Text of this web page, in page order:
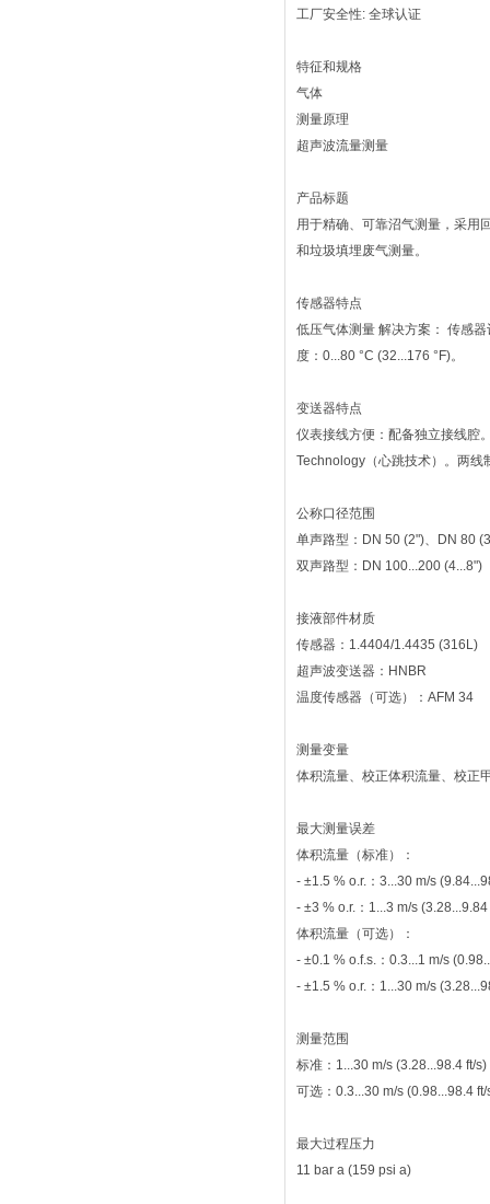
工厂安全性: 全球认证
特征和规格
气体
测量原理
超声波流量测量
产品标题
用于精确、可靠沼气测量，采用
和垃圾填埋废气测量。
传感器特点
低压气体测量 解决方案： 传感
度：0...80 °C (32...176 °F)。
变送器特点
仪表接线方便：配备独立接线腔
Technology（心跳技术）。两线
公称口径范围
单声路型：DN 50 (2")、DN 80
双声路型：DN 100...200 (4...8")
接液部件材质
传感器：1.4404/1.4435 (316L)
超声波变送器：HNBR
温度传感器（可选）：AFM 34
测量变量
体积流量、校正体积流量、校正
最大测量误差
体积流量（标准）：
‐ ±1.5 % o.r.：3...30 m/s
‐ ±3 % o.r.：1...3 m/s (3.28...9.84
体积流量（可选）：
‐ ±0.1 % o.f.s.：0.3...1 m/s
‐ ±1.5 % o.r.：1...30 m/s
测量范围
标准：1...30 m/s (3.28...98.4 ft/s)
可选：0.3...30 m/s (0.98...98.4 ft/
最大过程压力
11 bar a (159 psi a)